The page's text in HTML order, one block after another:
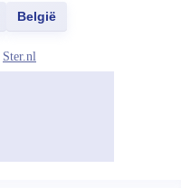
België
Ster.nl